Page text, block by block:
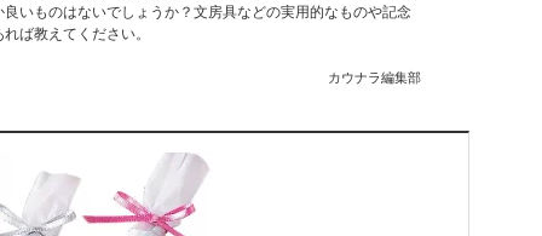
いものはないでしょうか？文房具などの実用的なものや記念
ば教えてください。
カウナラ編集部